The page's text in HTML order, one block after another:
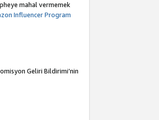
mahal vermemek
Influencer Program
Geliri Bildirimi’nin